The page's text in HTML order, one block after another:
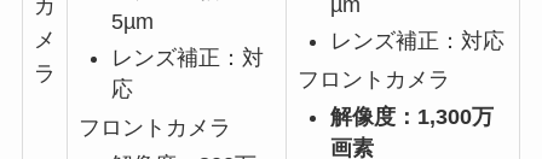
カ
メ
ラ
5µm
レンズ補正：対
応
フロントカメラ
レンズ補正：対応
フロントカメラ
解像度：1,300万
画素